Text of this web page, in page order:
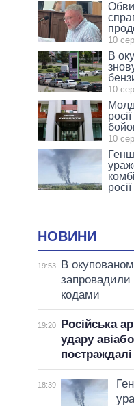
10
В
10
10
росії
НОВИНИ
19:53
В
кодами
19:20
Російська
удару
постраждалі
18:39